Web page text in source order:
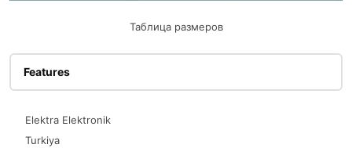
Таблица размеров
Features
Elektra Elektronik
Turkiya